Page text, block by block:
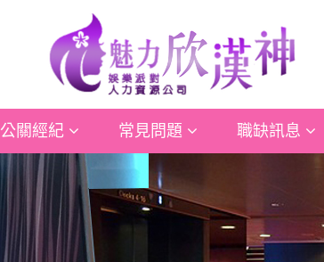
公關經紀 常見問題 職缺訊息